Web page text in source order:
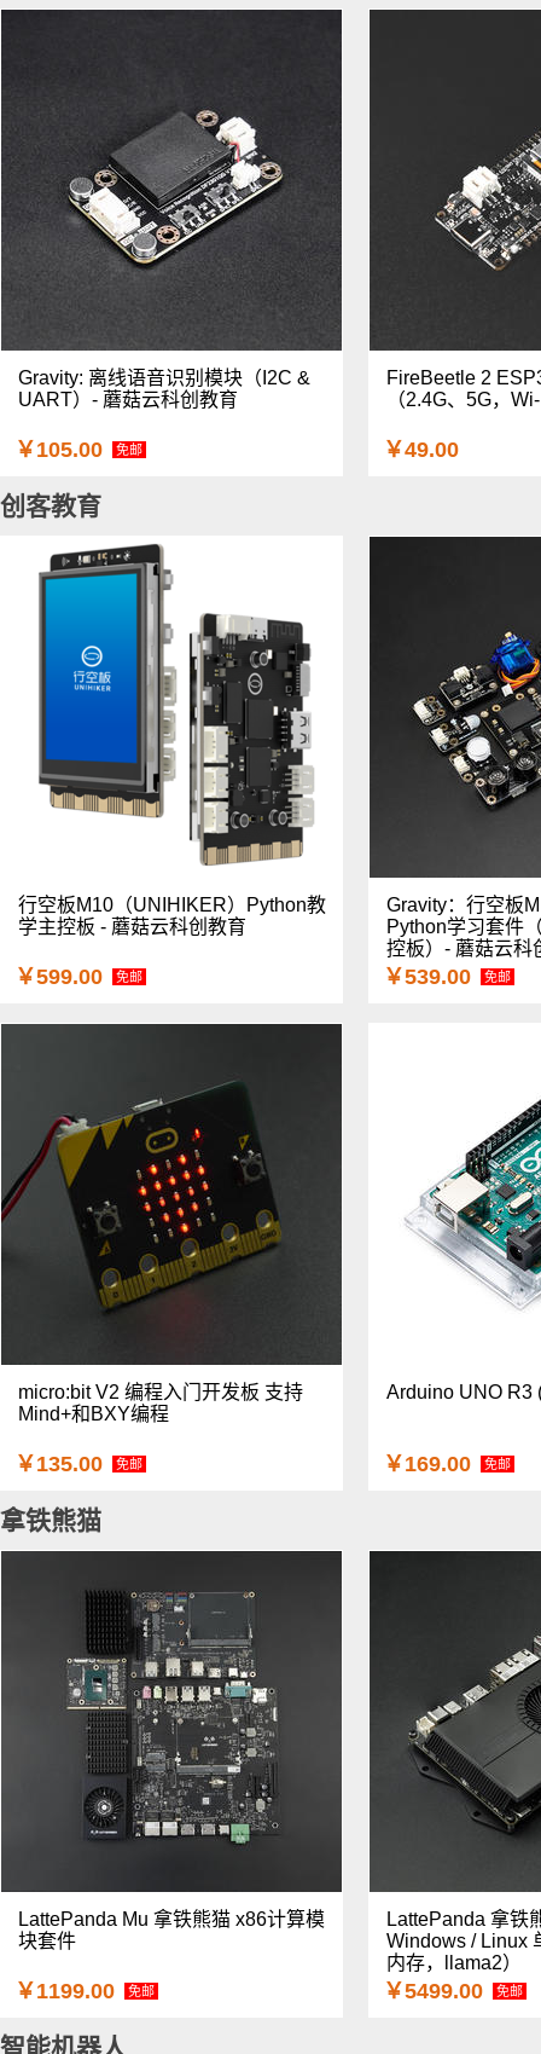
Gravity: 离线语音识别模块（I2C &
UART）- 蘑菇云科创教育
￥105.00 免邮
FireBeetle 2
（2.4G、5G，
￥49.00
创客教育
行空板M10（UNIHIKER）Python教
学主控板 - 蘑菇云科创教育
￥599.00 免邮
Gravity：行空板
Python学习套件
控板）- 蘑菇云科
￥539.00 免邮
micro:bit V2 编程入门开发板 支持
Mind+和BXY编程
￥135.00 免邮
Arduino UNO R3
￥169.00 免邮
拿铁熊猫
LattePanda Mu 拿铁熊猫 x86计算模
块套件
￥1199.00 免邮
LattePanda 拿
Windows / Linux
内存，llama2）
￥5499.00 免邮
智能机器人